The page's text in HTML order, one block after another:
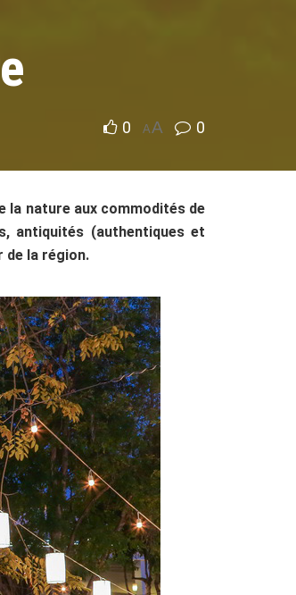
0 AA 0
la nature aux commodités de
antiquités (authentiques et
de la région.